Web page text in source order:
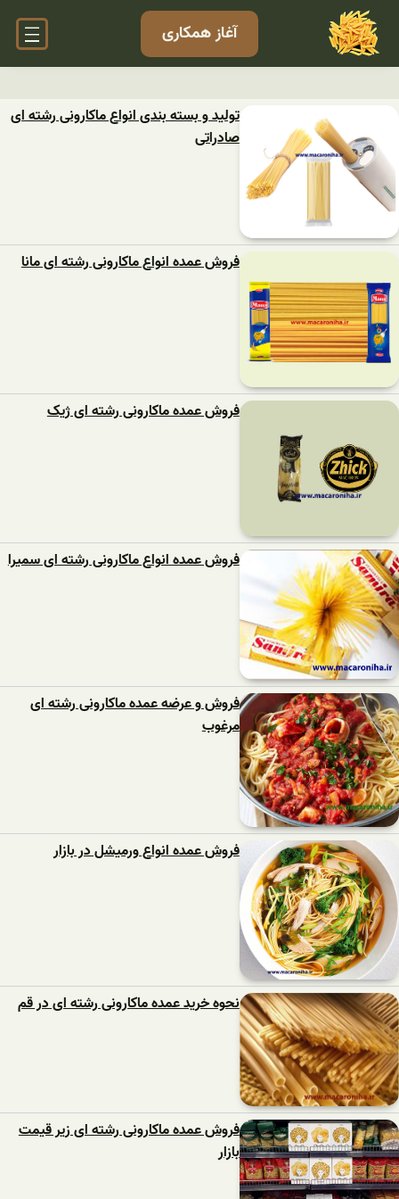
آغاز همکاری
تولید و بسته بندی انواع ماکارونی رشته ای
صادراتی
فروش عمده انواع ماکارونی رشته ای مانا
فروش عمده ماکارونی رشته ای ژیک
فروش عمده انواع ماکارونی رشته ای سمیرا
فروش و عرضه عمده ماکارونی رشته ای
مرغوب
فروش عمده انواع ورمیشل در بازار
نحوه خرید عمده ماکارونی رشته ای در قم
فروش عمده ماکارونی رشته ای زیر قیمت
بازار